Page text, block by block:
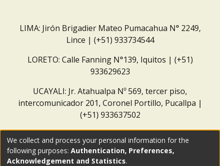
LIMA: Jirón Brigadier Mateo Pumacahua N° 2249,
Lince | (+51) 933734544
LORETO: Calle Fanning N°139, Iquitos | (+51)
933629623
UCAYALI: Jr. Atahualpa Nº 569, tercer piso,
intercomunicador 201, Coronel Portillo, Pucallpa |
(+51) 933637502
We collect and process your personal information for the
following purposes: Authentication, Preferences,
Acknowledgement and Statistics.